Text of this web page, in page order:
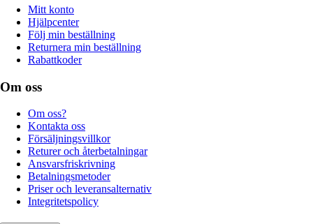
Mitt konto
Hjälpcenter
Följ min beställning
Returnera min beställning
Rabattkoder
Om oss
Om oss?
Kontakta oss
Försäljningsvillkor
Returer och återbetalningar
Ansvarsfriskrivning
Betalningsmetoder
Priser och leveransalternativ
Integritetspolicy